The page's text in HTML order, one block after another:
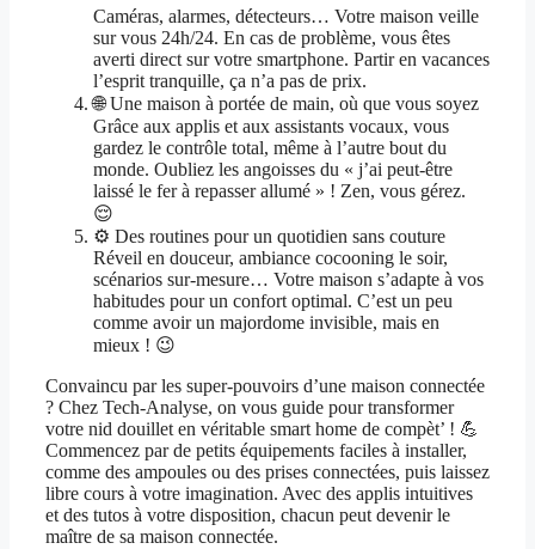
Caméras, alarmes, détecteurs… Votre maison veille
sur vous 24h/24. En cas de problème, vous êtes
averti direct sur votre smartphone. Partir en vacances
l’esprit tranquille, ça n’a pas de prix.
🌐 Une maison à portée de main, où que vous soyez
Grâce aux applis et aux assistants vocaux, vous
gardez le contrôle total, même à l’autre bout du
monde. Oubliez les angoisses du « j’ai peut-être
laissé le fer à repasser allumé » ! Zen, vous gérez.
😌
⚙️ Des routines pour un quotidien sans couture
Réveil en douceur, ambiance cocooning le soir,
scénarios sur-mesure… Votre maison s’adapte à vos
habitudes pour un confort optimal. C’est un peu
comme avoir un majordome invisible, mais en
mieux ! 😉
Convaincu par les super-pouvoirs d’une maison connectée
? Chez Tech-Analyse, on vous guide pour transformer
votre nid douillet en véritable smart home de compèt’ ! 💪
Commencez par de petits équipements faciles à installer,
comme des ampoules ou des prises connectées, puis laissez
libre cours à votre imagination. Avec des applis intuitives
et des tutos à votre disposition, chacun peut devenir le
maître de sa maison connectée.